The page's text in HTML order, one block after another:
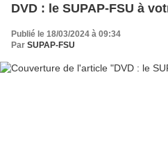
DVD : le SUPAP-FSU à
Publié le 18/03/2024 à 09:34
Par SUPAP-FSU